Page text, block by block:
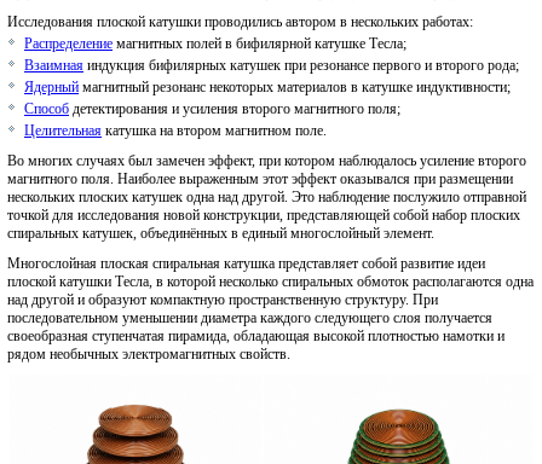
Исследования плоской катушки проводились автором в нескольких работах:
Распределение магнитных полей в бифилярной катушке Тесла;
Взаимная индукция бифилярных катушек при резонансе первого и второго рода;
Ядерный магнитный резонанс некоторых материалов в катушке индуктивности;
Способ детектирования и усиления второго магнитного поля;
Целительная катушка на втором магнитном поле.
Во многих случаях был замечен эффект, при котором наблюдалось усиление второго
магнитного поля. Наиболее выраженным этот эффект оказывался при размещении
нескольких плоских катушек одна над другой. Это наблюдение послужило отправной
точкой для исследования новой конструкции, представляющей собой набор плоских
спиральных катушек, объединённых в единый многослойный элемент.
Многослойная плоская спиральная катушка представляет собой развитие идеи
плоской катушки Тесла, в которой несколько спиральных обмоток располагаются одна
над другой и образуют компактную пространственную структуру. При
последовательном уменьшении диаметра каждого следующего слоя получается
своеобразная ступенчатая пирамида, обладающая высокой плотностью намотки и
рядом необычных электромагнитных свойств.